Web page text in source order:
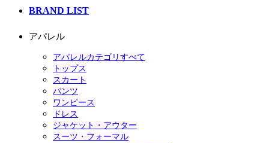
BRAND LIST
アパレル
アパレルカテゴリすべて
トップス
スカート
パンツ
ワンピース
ドレス
ジャケット・アウター
スーツ・フォーマル